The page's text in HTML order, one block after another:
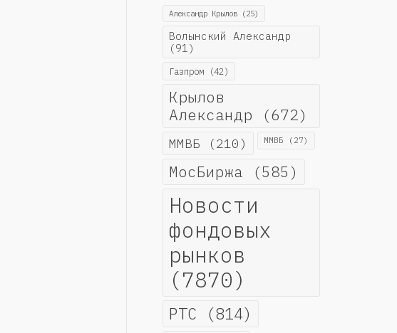
Александр Крылов(25)
Волынский Александр
(91)
Газпром(42)
Крылов
Александр (672)
ММВБ (210) ММВБ (27)
МосБиржа (585)
Новости
фондовых
рынков
(7870)
РТС (814)